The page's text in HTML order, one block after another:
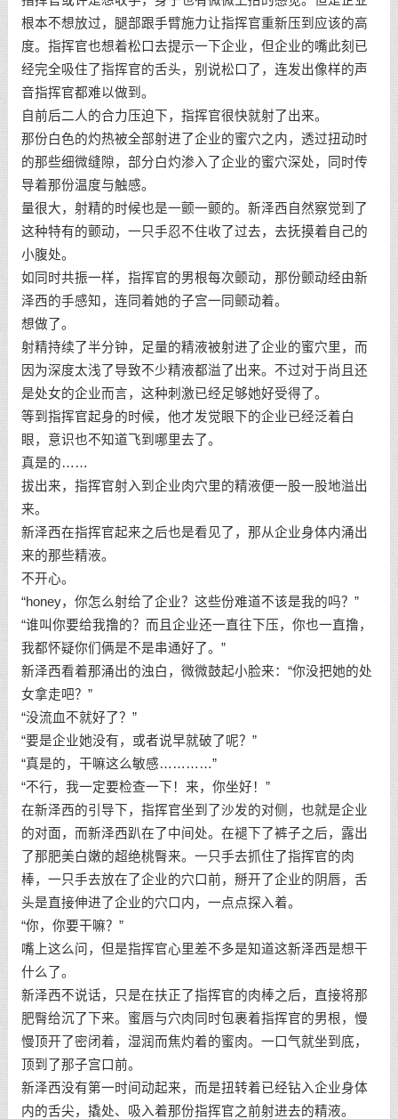
根本不想放过，腿部跟手臂施力让指挥官重新压到应该的高
度。指挥官也想着松口去提示一下企业，但企业的嘴此刻已
经完全吸住了指挥官的舌头，别说松口了，连发出像样的声
音指挥官都难以做到。
自前后二人的合力压迫下，指挥官很快就射了出来。
那份白色的灼热被全部射进了企业的蜜穴之内，透过扭动时
的那些细微缝隙，部分白灼渗入了企业的蜜穴深处，同时传
导着那份温度与触感。
量很大，射精的时候也是一颤一颤的。新泽西自然察觉到了
这种特有的颤动，一只手忍不住收了过去，去抚摸着自己的
小腹处。
如同时共振一样，指挥官的男根每次颤动，那份颤动经由新
泽西的手感知，连同着她的子宫一同颤动着。
想做了。
射精持续了半分钟，足量的精液被射进了企业的蜜穴里，而
因为深度太浅了导致不少精液都溢了出来。不过对于尚且还
是处女的企业而言，这种刺激已经足够她好受得了。
等到指挥官起身的时候，他才发觉眼下的企业已经泛着白
眼，意识也不知道飞到哪里去了。
真是的……
拔出来，指挥官射入到企业肉穴里的精液便一股一股地溢出
来。
新泽西在指挥官起来之后也是看见了，那从企业身体内涌出
来的那些精液。
不开心。
“honey，你怎么射给了企业？这些份难道不该是我的吗？”
“谁叫你要给我撸的？而且企业还一直往下压，你也一直撸，
我都怀疑你们俩是不是串通好了。”
新泽西看着那涌出的浊白，微微鼓起小脸来：“你没把她的处
女拿走吧？”
“没流血不就好了？”
“要是企业她没有，或者说早就破了呢？”
“真是的，干嘛这么敏感…………”
“不行，我一定要检查一下！来，你坐好！”
在新泽西的引导下，指挥官坐到了沙发的对侧，也就是企业
的对面，而新泽西趴在了中间处。在褪下了裤子之后，露出
了那肥美白嫩的超绝桃臀来。一只手去抓住了指挥官的肉
棒，一只手去放在了企业的穴口前，掰开了企业的阴唇，舌
头是直接伸进了企业的穴口内，一点点探入着。
“你，你要干嘛？”
嘴上这么问，但是指挥官心里差不多是知道这新泽西是想干
什么了。
新泽西不说话，只是在扶正了指挥官的肉棒之后，直接将那
肥臀给沉了下来。蜜唇与穴肉同时包裹着指挥官的男根，慢
慢顶开了密闭着，湿润而焦灼着的蜜肉。一口气就坐到底，
顶到了那子宫口前。
新泽西没有第一时间动起来，而是扭转着已经钻入企业身体
内的舌尖，撬处、吸入着那份指挥官之前射进去的精液。